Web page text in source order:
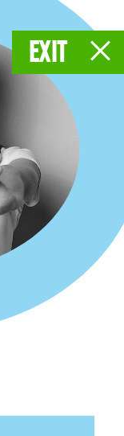
EXIT